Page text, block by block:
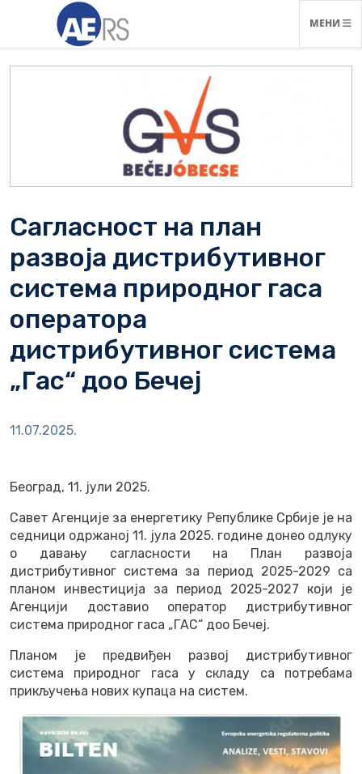
МЕНИ
Сагласност на план
развоја дистрибутивног
система природног гаса
оператора
дистрибутивног система
„Гас“ доо Бечеј
11.07.2025.
Београд, 11. јули 2025.
Савет Агенције за енергетику Републике Србије је на
седници одржаној 11. јула 2025. године донео одлуку
о давању сагласности на План развоја
дистрибутивног система за период 2025-2029 са
планом инвестиција за период 2025-2027 који је
Агенцији доставио оператор дистрибутивног
система природног гаса „ГАС“ доо Бечеј.
Планом је предвиђен развој дистрибутивног
система природног гаса у складу са потребама
прикључења нових купаца на систем.